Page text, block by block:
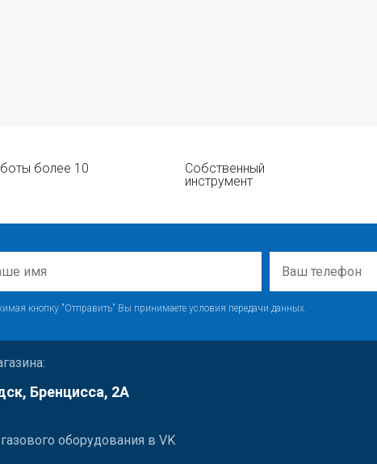
более 10
Собственный
инструмент
кнопку "Отправить" Вы принимаете условия передачи данных.
Бренцисса, 2А
оборудования в VK